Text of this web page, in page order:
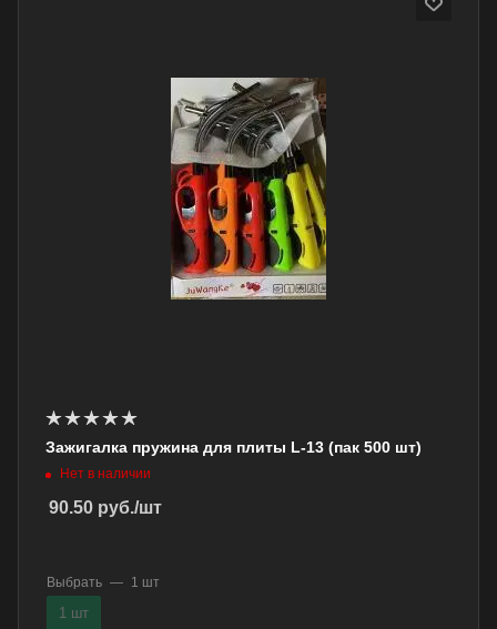
Зажигалка пружина для плиты L-13 (пак 500 шт)
Нет в наличии
90.50 руб./шт
Выбрать — 1 шт
1 шт